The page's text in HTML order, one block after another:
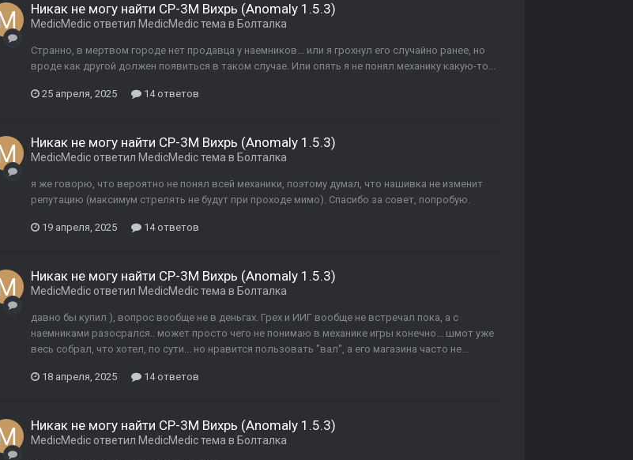
Никак не могу найти СР-3М Вихрь (Anomaly 1.5.3)
MedicMedic ответил MedicMedicтема в Болталка
Странно, в мертвом городе нет продавца у наемников... или я грохнул его случайно ранее, но
вроде как другой должен появиться в таком случае. Или опять я не понял механику какую-то...
25 апреля, 2025 14 ответов
Никак не могу найти СР-3М Вихрь (Anomaly 1.5.3)
MedicMedic ответил MedicMedicтема в Болталка
я же говорю, что вероятно не понял всей механики, поэтому думал, что нашивка не изменит
репутацию (максимум стрелять не будут при проходе мимо). Спасибо за совет, попробую.
19 апреля, 2025 14 ответов
Никак не могу найти СР-3М Вихрь (Anomaly 1.5.3)
MedicMedic ответил MedicMedicтема в Болталка
давно бы купил ), вопрос вообще не в деньгах. Грех и ИИГ вообще не встречал пока, а с
наемниками разосрался.. может просто чего не понимаю в механике игры конечно... шмот уже
весь собрал, что хотел, по сути... но нравится пользовать "вал", а его магазина часто не...
18 апреля, 2025 14 ответов
Никак не могу найти СР-3М Вихрь (Anomaly 1.5.3)
MedicMedic ответил MedicMedicтема в Болталка